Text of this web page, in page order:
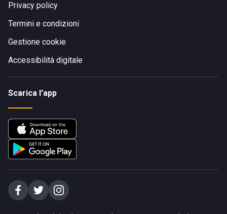
Privacy policy
Termini e condizioni
Gestione cookie
Accessibilità digitale
Scarica l'app